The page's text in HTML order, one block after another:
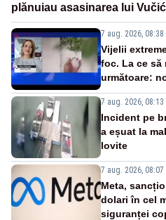
plănuiau asasinarea lui Vučić
7 aug. 2026, 08:38
Vijelii
foc. La ce să
următoare:
7 aug. 2026, 08:13
Incident pe
a eșuat la
lovite
7 aug. 2026, 08:07
Meta,
dolari în cel
siguranței